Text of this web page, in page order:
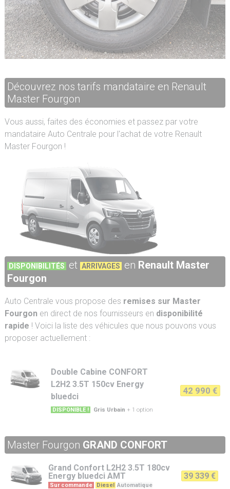
Découvrez nos tarifs mandataire en Renault
Master Fourgon
Vous aussi, faites des économies et passez par votre
mandataire Auto Centrale pour l'achat de votre Renault
Master Fourgon !
DISPONIBILITÉS et ARRIVAGES en Renault Master
Fourgon
Auto Centrale vous propose des remises sur Master
Fourgonen direct de nos fournisseurs en disponibilité
rapide ! Voici la liste des véhicules que nous pouvons vous
proposer actuellement :
Double Cabine CONFORT
L2H2 3.5T 150cv Energy
bluedci
DISPONIBLE ! Gris Urbain + 1 option
42 990 €
Master Fourgon GRAND CONFORT
Grand Confort L2H2 3.5T 180cv
Energy bluedci AMT
Sur commande Diesel Automatique
39 339 €